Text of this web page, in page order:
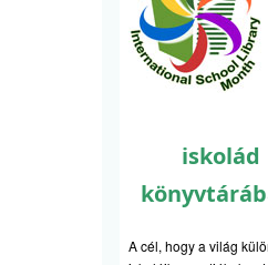
iskolád
A cél, hogy a világ